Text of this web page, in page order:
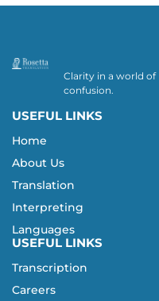
Clarity in a world of
confusion.
USEFUL LINKS
Home
About Us
Translation
Interpreting
Languages
USEFUL LINKS
Transcription
Careers